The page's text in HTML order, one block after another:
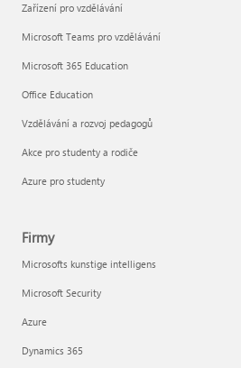
Zařízení pro vzdělávání
Microsoft Teams pro vzdělávání
Microsoft 365 Education
Office Education
Vzdělávání a rozvoj pedagogů
Akce pro studenty a rodiče
Azure pro studenty
Firmy
Microsofts kunstige intelligens
Microsoft Security
Azure
Dynamics 365